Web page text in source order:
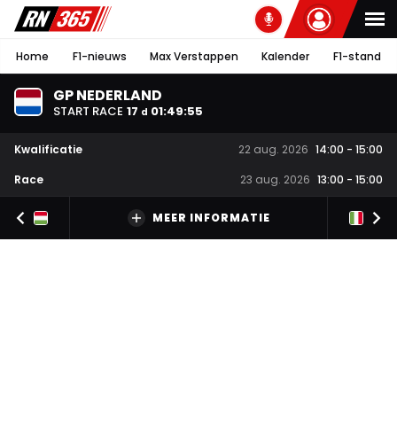
Home F1-nieuws Max Verstappen Kalender F1-stand
GP NEDERLAND
START RACE 17 d 01:49:54
Kwalificatie 22 aug. 2026 14:00 - 15:00
Race
23 aug. 2026 13:00 - 15:00
MEER INFORMATIE